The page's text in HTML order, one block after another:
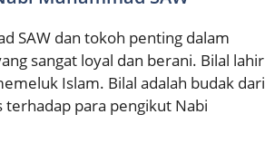
SAW dan tokoh penting dalam
sangat loyal dan berani. Bilal lahir
Islam. Bilal adalah budak dari
terhadap para pengikut Nabi